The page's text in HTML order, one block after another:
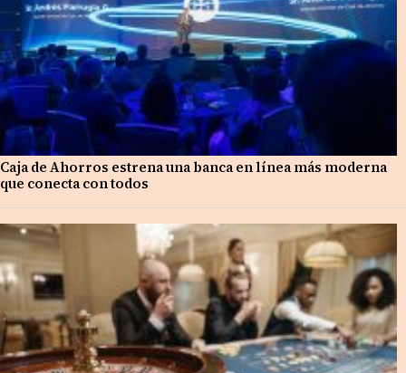
Caja de Ahorros estrena una banca en línea más moderna
que conecta con todos